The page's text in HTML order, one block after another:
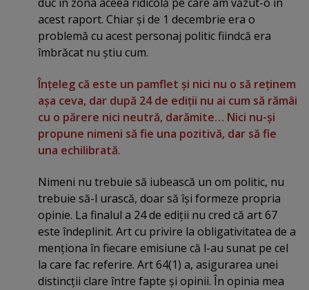
acest raport. Chiar şi de 1 decembrie era o
problemă cu acest personaj politic fiindcă era
îmbrăcat nu ştiu cum.
Înţeleg că este un pamflet şi nici nu o să reţinem
aşa ceva, dar după 24 de ediţii nu ai cum să rămâi
cu o părere nici neutră, darămite… Nici nu-şi
propune nimeni să fie una pozitivă, dar să fie
una echilibrată.
Nimeni nu trebuie să iubească un om politic, nu
trebuie să-l urască, doar să îşi formeze propria
opinie. La finalul a 24 de ediţii nu cred că art 67
este îndeplinit. Art cu privire la obligativitatea de a
menţiona în fiecare emisiune că l-au sunat pe cel
la care fac referire. Art 64(1) a, asigurarea unei
distincţii clare între fapte şi opinii. În opinia mea